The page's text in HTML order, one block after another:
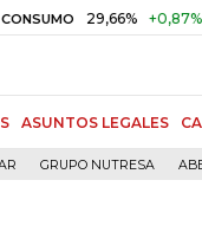
29,66% +0,87% +3,02%
ASUNTOS LEGALES
GRUPO NUTRESA